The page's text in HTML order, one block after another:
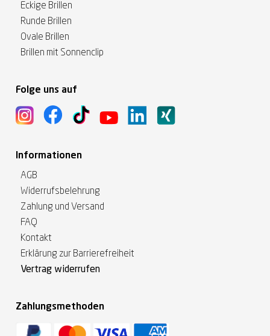
Eckige Brillen
Runde Brillen
Ovale Brillen
Brillen mit Sonnenclip
Folge uns auf
Informationen
AGB
Widerrufsbelehrung
Zahlung und Versand
FAQ
Kontakt
Erklärung zur Barrierefreiheit
Vertrag widerrufen
Zahlungsmethoden